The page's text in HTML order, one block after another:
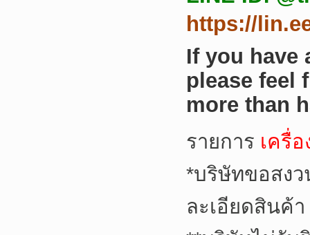
https://
If you have
please feel
more than
รายการ เครื่
*บริษัทขอสงว
ละเอียดสินค้